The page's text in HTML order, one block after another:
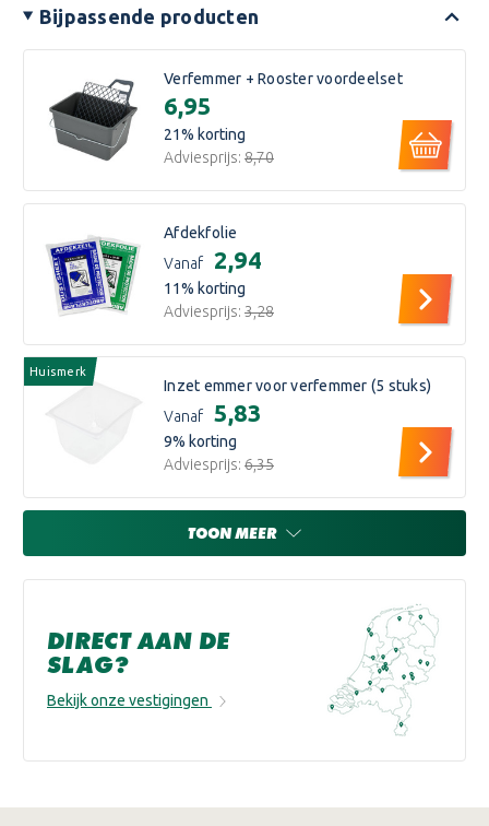
Bijpassende producten
Verfemmer + Rooster voordeelset
€6,95
21% korting
Adviesprijs: €8,70
Afdekfolie
Vanaf
€2,94
11% korting
Adviesprijs: €3,28
Huismerk
Inzet emmer voor verfemmer (5 stuks)
Vanaf
€5,83
9% korting
Adviesprijs: €6,35
TOON MEER
DIRECT AAN DE
SLAG?
Bekijk onze vestigingen